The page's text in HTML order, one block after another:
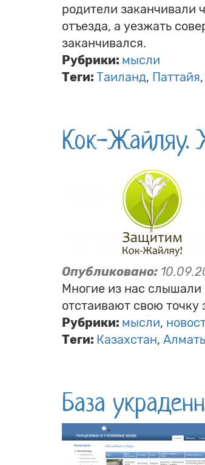
родители заканчивали
отъезда, а уезжать
заканчивался.
Рубрики: мысли
Теги: Таиланд Паттайя
Кок-Жайляу.
Опубликовано:
Многие из нас слышали
отстаивают свою точку
Рубрики: мысли
Теги: Казахстан
База